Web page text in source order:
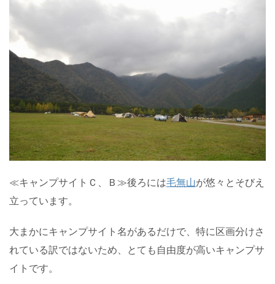
≪キャンプサイトＣ、Ｂ≫後ろには毛無山が悠々とそびえ
立っています。
大まかにキャンプサイト名があるだけで、特に区画分けさ
れている訳ではないため、とても自由度が高いキャンプサ
イトです。